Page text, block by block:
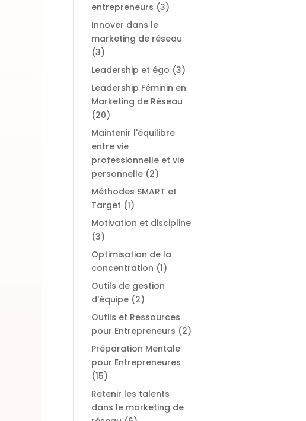
entrepreneurs (3)
Innover dans le
marketing de réseau
(3)
Leadership et égo (3)
Leadership Féminin en
Marketing de Réseau
(20)
Maintenir l'équilibre
entre vie
professionnelle et vie
personnelle(2)
Méthodes SMART et
Target (1)
Motivation et discipline
(3)
Optimisation de la
concentration (1)
Outils de gestion
d'équipe(2)
Outils et Ressources
pour Entrepreneurs (2)
Préparation Mentale
pour Entrepreneures
(15)
Retenir les talents
dans le marketing de